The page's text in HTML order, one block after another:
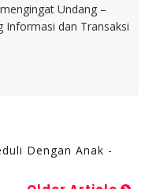
Undang –
Informasi dan Transaksi
Dengan Anak -